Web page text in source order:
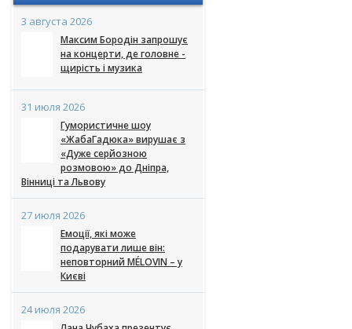
3 августа 2026
Максим Бородін запрошує
на концерти, де головне -
щирість і музика
31 июля 2026
Гумористичне шоу
«ЖабаГадюка» вирушає з
«Дуже серйозною
розмовою» до Дніпра, Вінниці та
Львову
27 июля 2026
Емоції, які може
подарувати лише він:
неповторний MÉLOVIN – у Києві
24 июля 2026
Лана Чубаха презентує
стендап «Котозалежність»